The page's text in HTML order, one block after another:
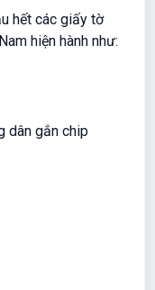
hết các giấy tờ
hiện hành như:
dân gắn chip